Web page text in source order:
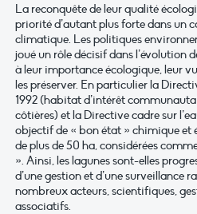
La reconquête de leur qualité
priorité d’autant plus forte dans un
climatique. Les politiques
joué un rôle décisif dans l’évolution
à leur importance écologique, leur
les préserver. En particulier la
1992 (habitat d’intérêt
côtières) et la Directive cadre sur
objectif de « bon état » chimique et
de plus de 50 ha, considérées
». Ainsi, les lagunes sont-elles
d’une gestion et d’une surveillance
nombreux acteurs, scientifiques,
associatifs.